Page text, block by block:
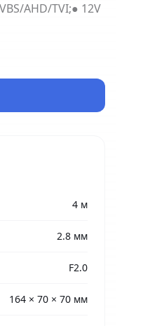
AHD/TVI;● 12V
4 м
2.8 мм
F2.0
164 × 70 × 70 мм